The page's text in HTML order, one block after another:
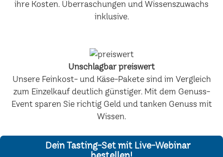
ihre Kosten. Überraschungen und Wissenszuwachs
inklusive.
Unschlagbar preiswert
Unsere Feinkost- und Käse-Pakete sind im Vergleich
zum Einzelkauf deutlich günstiger. Mit dem Genuss-
Event sparen Sie richtig Geld und tanken Genuss mit
Wissen.
Dein Tasting-Set mit Live-Webinar